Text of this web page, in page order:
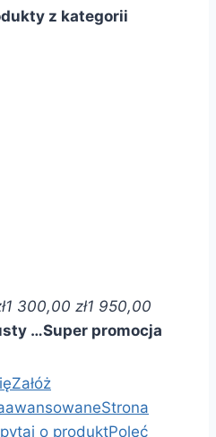
z kategorii
1 300,00 zł1 950,00
…Super promocja
Załóż
Strona
o produktPoleć